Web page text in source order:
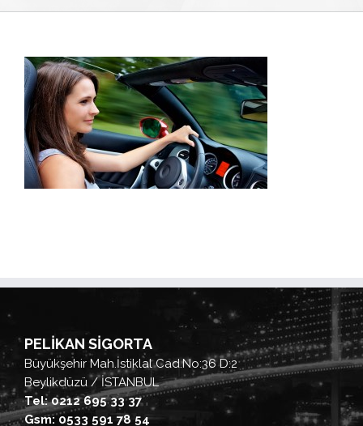
PELİKAN SİGORTA
Büyükşehir Mah.İstiklal Cad.No:36 D:2
Beylikdüzü / İSTANBUL
Tel: 0212 695 33 37
Gsm: 0533 591 78 54